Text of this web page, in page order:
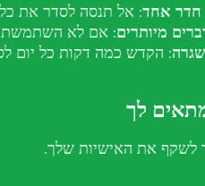
אחד: אל תנסה לסדר את
מיותרים: אם לא השתמשת
: הקדש כמה דקות כל יום
לשקף את האישיות שלך.